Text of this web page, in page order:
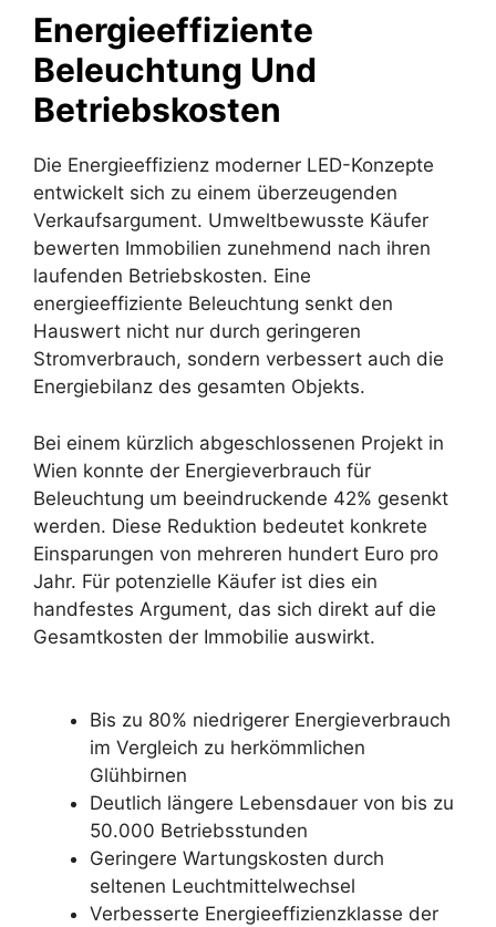
Energieeffiziente
Beleuchtung Und
Betriebskosten
Die Energieeffizienz moderner LED-Konzepte
entwickelt sich zu einem überzeugenden
Verkaufsargument. Umweltbewusste Käufer
bewerten Immobilien zunehmend nach ihren
laufenden Betriebskosten. Eine
energieeffiziente Beleuchtung senkt den
Hauswert nicht nur durch geringeren
Stromverbrauch, sondern verbessert auch die
Energiebilanz des gesamten Objekts.
Bei einem kürzlich abgeschlossenen Projekt in
Wien konnte der Energieverbrauch für
Beleuchtung um beeindruckende 42% gesenkt
werden. Diese Reduktion bedeutet konkrete
Einsparungen von mehreren hundert Euro pro
Jahr. Für potenzielle Käufer ist dies ein
handfestes Argument, das sich direkt auf die
Gesamtkosten der Immobilie auswirkt.
Bis zu 80% niedrigerer Energieverbrauch
im Vergleich zu herkömmlichen
Glühbirnen
Deutlich längere Lebensdauer von bis zu
50.000 Betriebsstunden
Geringere Wartungskosten durch
seltenen Leuchtmittelwechsel
Verbesserte Energieeffizienzklasse der